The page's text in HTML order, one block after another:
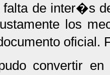
falta de inter�s
los
convertir